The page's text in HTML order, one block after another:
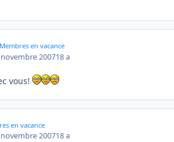
Membres en vacance
novembre 200718 a
vous!
en vacance
novembre 200718 a